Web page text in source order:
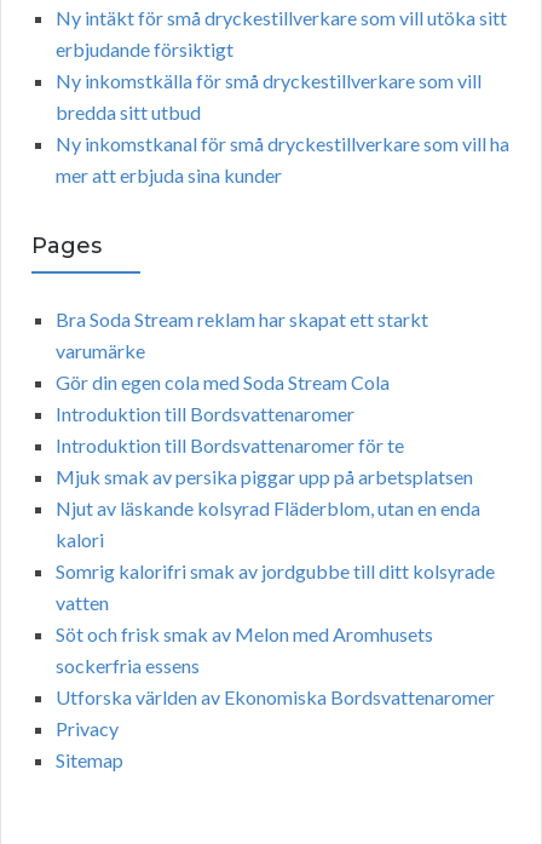
Ny intäkt för små dryckestillverkare som vill utöka sitt
erbjudande försiktigt
Ny inkomstkälla för små dryckestillverkare som vill
bredda sitt utbud
Ny inkomstkanal för små dryckestillverkare som vill ha
mer att erbjuda sina kunder
Pages
Bra Soda Stream reklam har skapat ett starkt
varumärke
Gör din egen cola med Soda Stream Cola
Introduktion till Bordsvattenaromer
Introduktion till Bordsvattenaromer för te
Mjuk smak av persika piggar upp på arbetsplatsen
Njut av läskande kolsyrad Fläderblom, utan en enda
kalori
Somrig kalorifri smak av jordgubbe till ditt kolsyrade
vatten
Söt och frisk smak av Melon med Aromhusets
sockerfria essens
Utforska världen av Ekonomiska Bordsvattenaromer
Privacy
Sitemap